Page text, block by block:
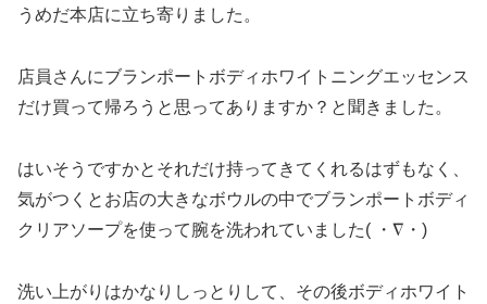
うめだ本店に立ち寄りました。
店員さんにブランポートボディホワイトニングエッセンス
だけ買って帰ろうと思ってありますか？と聞きました。
はいそうですかとそれだけ持ってきてくれるはずもなく、
気がつくとお店の大きなボウルの中でブランポートボディ
クリアソープを使って腕を洗われていました( ・∇・)
洗い上がりはかなりしっとりして、その後ボディホワイト